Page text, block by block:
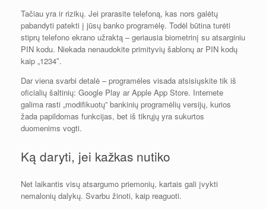
Tačiau yra ir rizikų. Jei prarasite telefoną, kas nors galėtų
pabandyti patekti į jūsų banko programėlę. Todėl būtina turėti
stiprų telefono ekrano užraktą – geriausia biometrinį su atsarginiu
PIN kodu. Niekada nenaudokite primityvių šablonų ar PIN kodų
kaip „1234″.
Dar viena svarbi detalė – programėles visada atsisiųskite tik iš
oficialių šaltinių: Google Play ar Apple App Store. Internete
galima rasti „modifikuotų” bankinių programėlių versijų, kurios
žada papildomas funkcijas, bet iš tikrųjų yra sukurtos
duomenims vogti.
Ką daryti, jei kažkas nutiko
Net laikantis visų atsargumo priemonių, kartais gali įvykti
nemalonių dalykų. Svarbu žinoti, kaip reaguoti.